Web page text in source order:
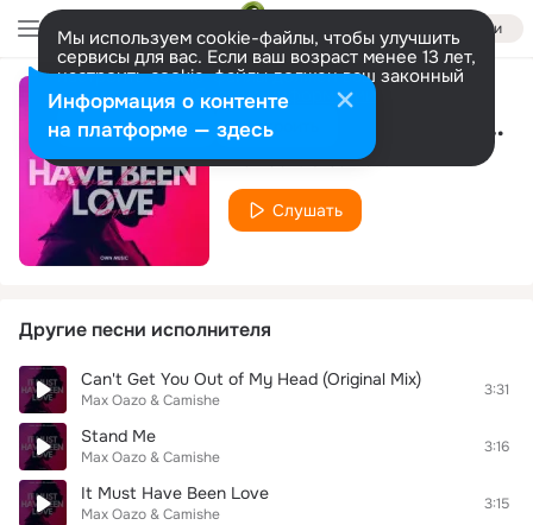
Войти
Мы используем cookie-файлы, чтобы улучшить
сервисы для вас. Если ваш возраст менее 13 лет,
настроить cookie-файлы должен ваш законный
представитель. Больше информации
Разрешить все Настроить Can't Get You Out Of My Head (The Distance & Igi Remix)
Max Oazo & Camishe
Слушать
Другие песни исполнителя
Can't Get You Out of My Head (Original Mix)
Max Oazo & Camishe
3:31
Stand Me
Max Oazo & Camishe
3:16
It Must Have Been Love
Max Oazo & Camishe
3:15
Информация о контенте
на платформе — здесь